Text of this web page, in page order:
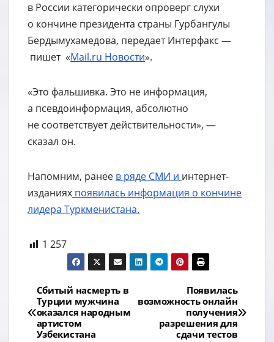
в России категорически опроверг слухи
о кончине президента страны Гурбангулы
Бердымухамедова, передает Интерфакс —
пишет «Mail.ru Новости».
«Это фальшивка. Это не информация,
а псевдоинформация, абсолютно
не соответствует действительности», —
сказал он.
Напомним, ранее в ряде СМИ и интернет-
изданиях появилась информация о кончине
лидера Туркменистана.
1 257
Навигация
по
записям
Появилась
возможность онлайн
получения
разрешения для
сдачи тестов
Сбитый насмерть в
Турции мужчина
оказался народным
артистом
Узбекистана